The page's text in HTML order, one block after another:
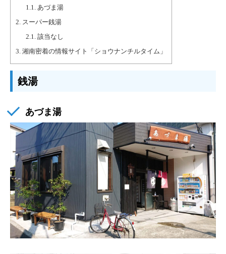
1.1.
あづま湯
2. スーパー銭湯
2.1. 該当なし
3. 湘南密着の情報サイト「ショウナンチルタイム」
銭湯
あづま湯